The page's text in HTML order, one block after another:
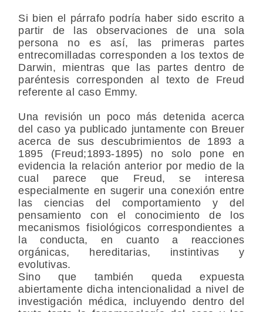
Si bien el párrafo podría haber sido escrito a
partir de las observaciones de una sola
persona no es así, las primeras partes
entrecomilladas corresponden a los textos de
Darwin, mientras que las partes dentro de
paréntesis corresponden al texto de Freud
referente al caso Emmy.
Una revisión un poco más detenida acerca
del caso ya publicado juntamente con Breuer
acerca de sus descubrimientos de 1893 a
1895 (Freud;1893-1895) no solo pone en
evidencia la relación anterior por medio de la
cual parece que Freud, se interesa
especialmente en sugerir una conexión entre
las ciencias del comportamiento y del
pensamiento con el conocimiento de los
mecanismos fisiológicos correspondientes a
la conducta, en cuanto a reacciones
orgánicas, hereditarias, instintivas y
evolutivas.
Sino que también queda expuesta
abiertamente dicha intencionalidad a nivel de
investigación médica, incluyendo dentro del